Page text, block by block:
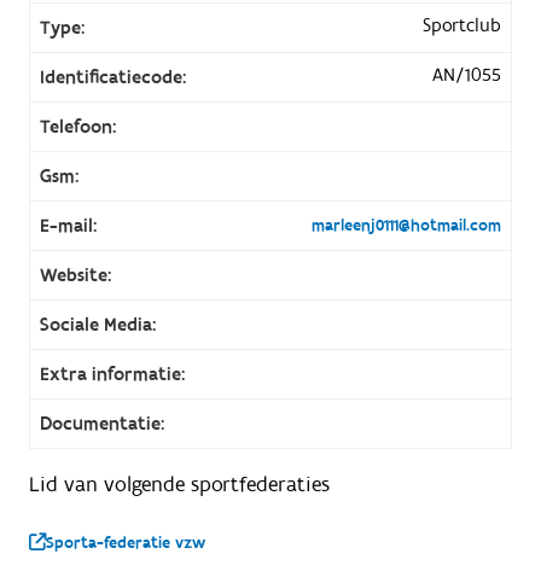
Type: Sportclub
Identificatiecode: AN/1055
Telefoon:
Gsm:
E-mail: marleenj0111@hotmail.com
Website:
Sociale Media:
Extra informatie:
Documentatie:
Lid van volgende sportfederaties
Sporta-federatie vzw